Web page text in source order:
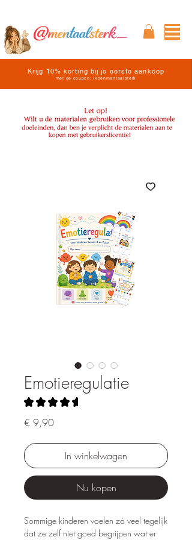
Krijg 10% korting bij je eerste aankoop
met de coupon: ikbenmentaalsterk
Emotieregulatie
★ ★ ★ ★ ★
€ 9,90Prijs
In winkelwagen
Nu kopen
Sommige kinderen voelen zó veel tegelijk
dat ze zelf niet goed begrijpen wat er